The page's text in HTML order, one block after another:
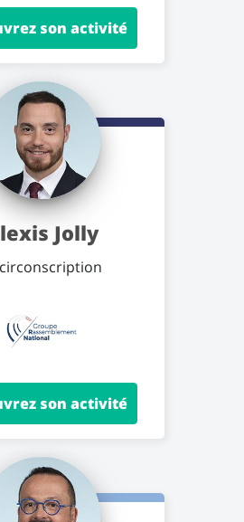
son activité
Jolly
circonscription
son activité